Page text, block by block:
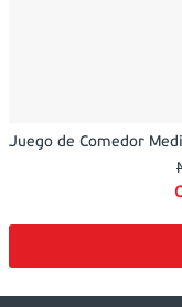
Juego de Comedor